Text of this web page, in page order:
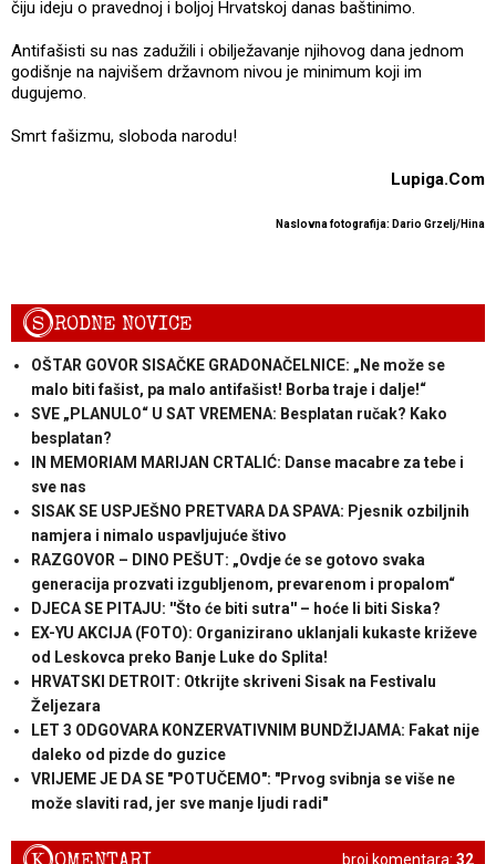
čiju ideju o pravednoj i boljoj Hrvatskoj danas baštinimo.
Antifašisti su nas zadužili i obilježavanje njihovog dana jednom
godišnje na najvišem državnom nivou je minimum koji im
dugujemo.
Smrt fašizmu, sloboda narodu!
Lupiga.Com
Naslovna fotografija: Dario Grzelj/Hina
SRODNE NOVICE
OŠTAR GOVOR SISAČKE GRADONAČELNICE: „Ne može se
malo biti fašist, pa malo antifašist! Borba traje i dalje!“
SVE „PLANULO“ U SAT VREMENA: Besplatan ručak? Kako
besplatan?
IN MEMORIAM MARIJAN CRTALIĆ: Danse macabre za tebe i
sve nas
SISAK SE USPJEŠNO PRETVARA DA SPAVA: Pjesnik ozbiljnih
namjera i nimalo uspavljujuće štivo
RAZGOVOR – DINO PEŠUT: „Ovdje će se gotovo svaka
generacija prozvati izgubljenom, prevarenom i propalom“
DJECA SE PITAJU: ''Što će biti sutra'' – hoće li biti Siska?
EX-YU AKCIJA (FOTO): Organizirano uklanjali kukaste križeve
od Leskovca preko Banje Luke do Splita!
HRVATSKI DETROIT: Otkrijte skriveni Sisak na Festivalu
Željezara
LET 3 ODGOVARA KONZERVATIVNIM BUNDŽIJAMA: Fakat nije
daleko od pizde do guzice
VRIJEME JE DA SE "POTUČEMO": "Prvog svibnja se više ne
može slaviti rad, jer sve manje ljudi radi"
broj komentara: 32